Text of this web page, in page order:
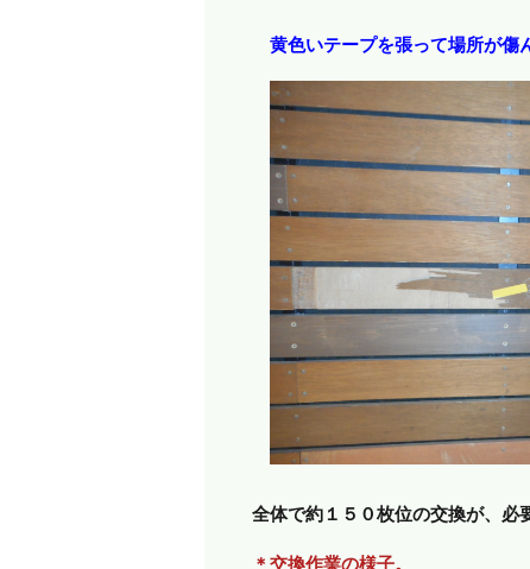
黄色いテープを張って場所が傷
全体で約１５０枚位の交換が、必
＊交換作業の様子。